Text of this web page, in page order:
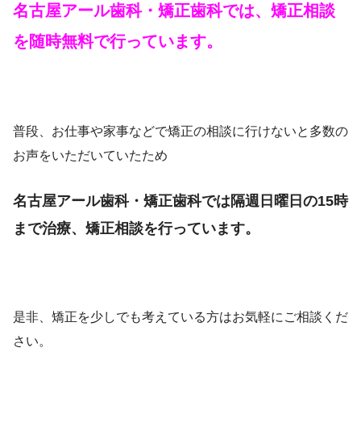
名古屋アール歯科・矯正歯科では、矯正相談
を随時無料で行っています。
普段、お仕事や家事などで矯正の相談に行けないと多数の
お声をいただいていたため
名古屋アール歯科・矯正歯科では隔週日曜日の15時
まで治療、矯正相談を行っています。
是非、矯正を少しでも考えている方はお気軽にご相談くだ
さい。